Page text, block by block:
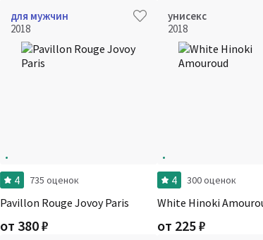
для мужчин
2018
4 735 оценок
Pavillon Rouge Jovoy Paris
от 380₽
унисекс
2018
4 300 оценок
White Hinoki
от 225₽